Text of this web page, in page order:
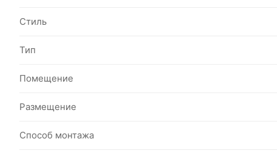
Стиль
Тип
Помещение
Размещение
Способ монтажа